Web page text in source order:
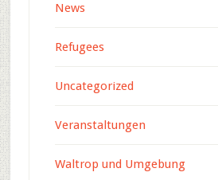
News
Refugees
Uncategorized
Veranstaltungen
Waltrop und Umgebung